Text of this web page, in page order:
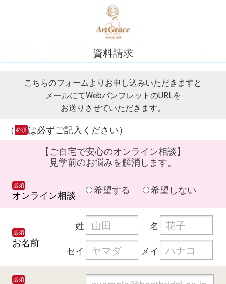
資料請求
こちらのフォームよりお申し込みいただきますと
メールにてWebパンフレットのURLを
お送りさせていただきます。
（ 必須 は必ずご記入ください）
【ご自宅で安心のオンライン相談】
見学前のお悩みを解消します。
必須
オンライン相談
希望する 希望しない
必須
お名前
姓 名
セイ メイ
必須